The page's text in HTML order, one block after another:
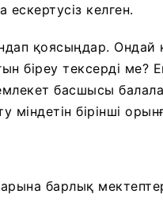
келген.
қоясыңдар.
біреу тексерді ме?
басшысы
міндетін бірінші
барлық